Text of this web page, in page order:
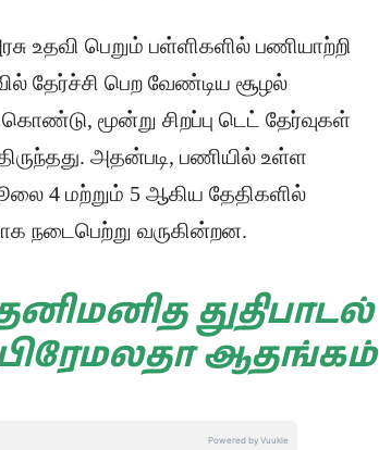
உதவி பெறும் பள்ளிகளில் பணியாற்றி
தேர்ச்சி பெற வேண்டிய சூழல்
மூன்று சிறப்பு டெட் தேர்வுகள்
அதன்படி, பணியில் உள்ள
4 மற்றும் 5 ஆகிய தேதிகளில்
நடைபெற்று வருகின்றன.
துதிபாடல்
ஆதங்கம்